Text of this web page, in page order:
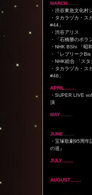
MARCH…….
・渋谷東急文化村
・タカラヅカ・ス
#44」
・渋谷アリス
・「石橋勝のボラ
・NHK BShi 「昭
・「レプリーク
・NHK総合 「ス
・タカラヅカ・ス
#46」
APRIL…….
・SUPER LIVE
演
MAY…….
JUNE…….
・宝塚歌劇95周
の道』
JULY…….
AUGUST…….